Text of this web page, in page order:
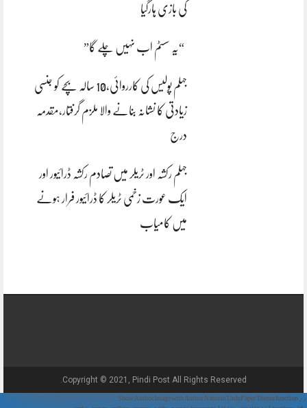
کی بازی ہارگیا
“یہ سسٹم اب نہیں چلے گا”
جہلم پولیس کی کارروائی،10 سالہ بچے کو جنسی
زیادتی کا نشانہ بنانے والا ملزم گرفتار،مقدمہ
درج
جہلم رکشہ اور ٹریلر میں تصادم رکشہ ڈرائیور اور
ایک عورت زخمی ٹریلر کا ڈرائیور فرار ہونے
میں کامیاب
Copyright © 2021, Pindi Post All Rights Reserved.
// Show Author Image with Author Name in UrduPaper Theme function